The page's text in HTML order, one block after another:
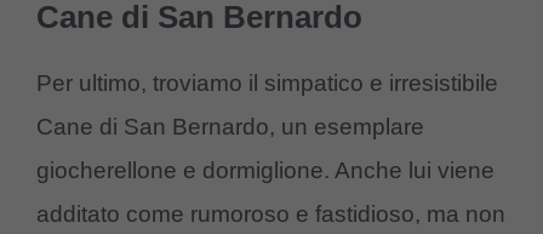
Cane di San Bernardo
Per ultimo, troviamo il simpatico e irresistibile
Cane di San Bernardo, un esemplare
giocherellone e dormiglione. Anche lui viene
additato come rumoroso e fastidioso, ma non